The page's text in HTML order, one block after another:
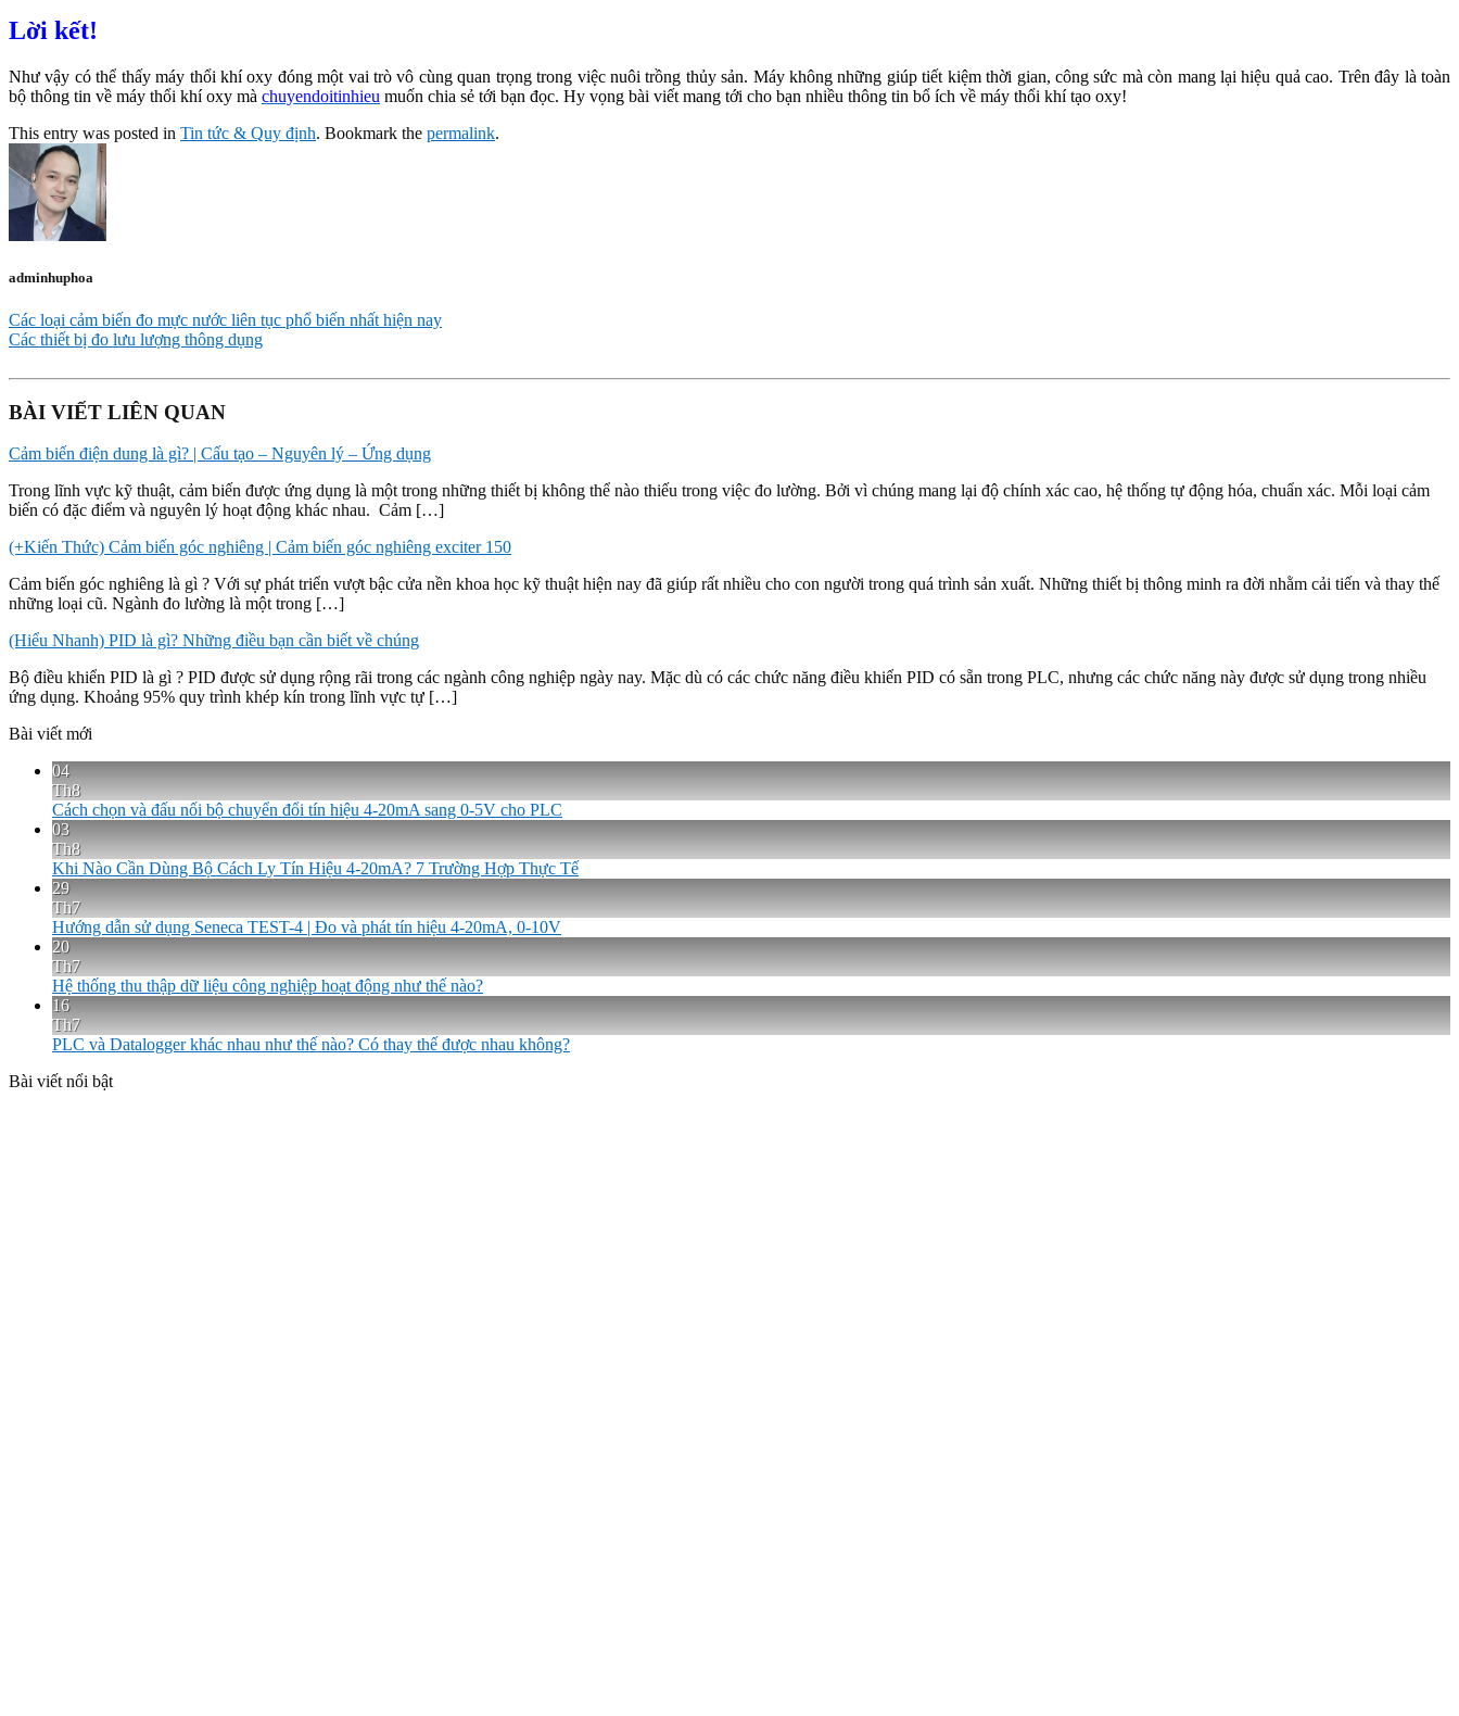
Lời kết!
Như vậy có thể thấy máy thổi khí oxy đóng một vai trò vô cùng quan trọng trong việc nuôi trồng thủy sản. Máy không những giúp tiết kiệm thời gian, công sức mà còn mang lại hiệu quả cao. Trên đây là toàn
bộ thông tin về máy thổi khí oxy mà chuyendoitinhieu muốn chia sẻ tới bạn đọc. Hy vọng bài viết mang tới cho bạn nhiều thông tin bổ ích về máy thổi khí tạo oxy!
This entry was posted in Tin tức & Quy định. Bookmark the permalink.
adminhuphoa
Các loại cảm biến đo mực nước liên tục phổ biến nhất hiện nay
Các thiết bị đo lưu lượng thông dụng
BÀI VIẾT LIÊN QUAN
Cảm biến điện dung là gì? | Cấu tạo – Nguyên lý – Ứng dụng
Trong lĩnh vực kỹ thuật, cảm biến được ứng dụng là một trong những thiết bị không thể nào thiếu trong việc đo lường. Bởi vì chúng mang lại độ chính xác cao, hệ thống tự động hóa, chuẩn xác. Mỗi loại cảm
biến có đặc điểm và nguyên lý hoạt động khác nhau. Cảm […]
(+Kiến Thức) Cảm biến góc nghiêng | Cảm biến góc nghiêng exciter 150
Cảm biến góc nghiêng là gì ? Với sự phát triển vượt bậc cửa nền khoa học kỹ thuật hiện nay đã giúp rất nhiều cho con người trong quá trình sản xuất. Những thiết bị thông minh ra đời nhằm cải tiến và thay thế
những loại cũ. Ngành đo lường là một trong […]
(Hiểu Nhanh) PID là gì? Những điều bạn cần biết về chúng
Bộ điều khiển PID là gì ? PID được sử dụng rộng rãi trong các ngành công nghiệp ngày nay. Mặc dù có các chức năng điều khiển PID có sẵn trong PLC, nhưng các chức năng này được sử dụng trong nhiều
ứng dụng. Khoảng 95% quy trình khép kín trong lĩnh vực tự […]
Bài viết mới
04
Th8
Cách chọn và đấu nối bộ chuyển đổi tín hiệu 4-20mA sang 0-5V cho PLC
03
Th8
Khi Nào Cần Dùng Bộ Cách Ly Tín Hiệu 4-20mA? 7 Trường Hợp Thực Tế
29
Th7
Hướng dẫn sử dụng Seneca TEST-4 | Đo và phát tín hiệu 4-20mA, 0-10V
20
Th7
Hệ thống thu thập dữ liệu công nghiệp hoạt động như thế nào?
16
Th7
PLC và Datalogger khác nhau như thế nào? Có thay thế được nhau không?
Bài viết nổi bật